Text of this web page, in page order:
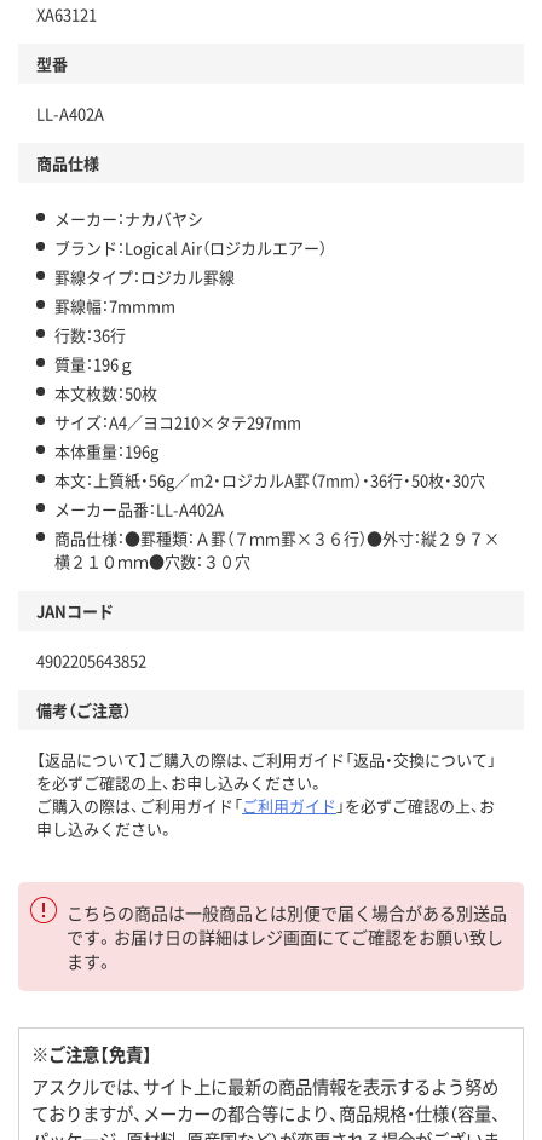
XA63121
型番
LL-A402A
商品仕様
メーカー：ナカバヤシ
ブランド：Logical Air（ロジカルエアー）
罫線タイプ：ロジカル罫線
罫線幅：7mmmm
行数：36行
質量：196ｇ
本文枚数：50枚
サイズ：A4／ヨコ210×タテ297mm
本体重量：196g
本文：上質紙・56g／m2・ロジカルA罫（7mm）・36行・50枚・30穴
メーカー品番：LL-A402A
商品仕様：●罫種類：Ａ罫（７ｍｍ罫×３６行）●外寸：縦２９７×
横２１０ｍｍ●穴数：３０穴
JANコード
4902205643852
備考（ご注意）
【返品について】ご購入の際は、ご利用ガイド「返品・交換について」
を必ずご確認の上、お申し込みください。
ご購入の際は、ご利用ガイド「ご利用ガイド 」を必ずご確認の上、お
申し込みください。
こちらの商品は一般商品とは別便で届く場合がある別送品
です。お届け日の詳細はレジ画面にてご確認をお願い致し
ます。
※ご注意【免責】
アスクルでは、サイト上に最新の商品情報を表示するよう努め
ておりますが、メーカーの都合等により、商品規格・仕様（容量、